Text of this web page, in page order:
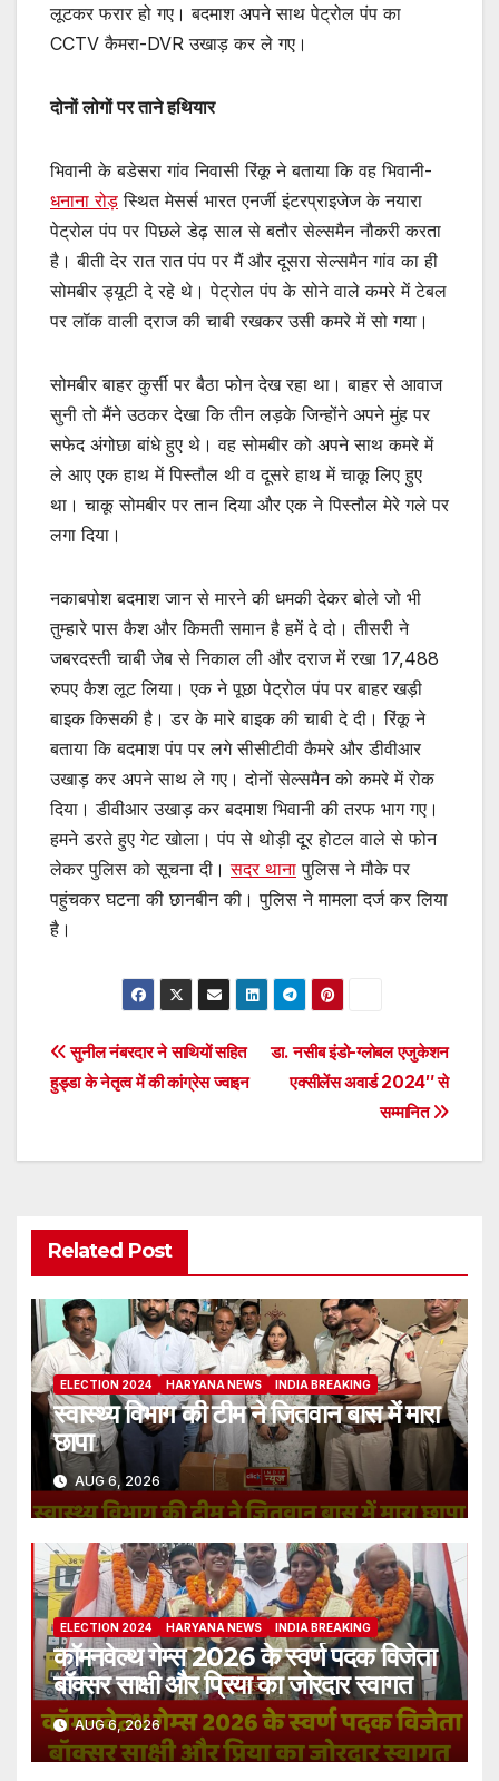
लूटकर फरार हो गए। बदमाश अपने साथ पेट्रोल पंप का
CCTV कैमरा-DVR उखाड़ कर ले गए।
दोनों लोगों पर ताने हथियार
भिवानी के बडेसरा गांव निवासी रिंकू ने बताया कि वह भिवानी-
धनाना रोड़ स्थित मेसर्स भारत एनर्जी इंटरप्राइजेज के नयारा
पेट्रोल पंप पर पिछले डेढ़ साल से बतौर सेल्समैन नौकरी करता
है। बीती देर रात रात पंप पर मैं और दूसरा सेल्समैन गांव का ही
सोमबीर ड्यूटी दे रहे थे। पेट्रोल पंप के सोने वाले कमरे में टेबल
पर लॉक वाली दराज की चाबी रखकर उसी कमरे में सो गया।
सोमबीर बाहर कुर्सी पर बैठा फोन देख रहा था। बाहर से आवाज
सुनी तो मैंने उठकर देखा कि तीन लड़के जिन्होंने अपने मुंह पर
सफेद अंगोछा बांधे हुए थे। वह सोमबीर को अपने साथ कमरे में
ले आए एक हाथ में पिस्तौल थी व दूसरे हाथ में चाकू लिए हुए
था। चाकू सोमबीर पर तान दिया और एक ने पिस्तौल मेरे गले पर
लगा दिया।
नकाबपोश बदमाश जान से मारने की धमकी देकर बोले जो भी
तुम्हारे पास कैश और किमती समान है हमें दे दो। तीसरी ने
जबरदस्ती चाबी जेब से निकाल ली और दराज में रखा 17,488
रुपए कैश लूट लिया। एक ने पूछा पेट्रोल पंप पर बाहर खड़ी
बाइक किसकी है। डर के मारे बाइक की चाबी दे दी। रिंकू ने
बताया कि बदमाश पंप पर लगे सीसीटीवी कैमरे और डीवीआर
उखाड़ कर अपने साथ ले गए। दोनों सेल्समैन को कमरे में रोक
दिया। डीवीआर उखाड़ कर बदमाश भिवानी की तरफ भाग गए।
हमने डरते हुए गेट खोला। पंप से थोड़ी दूर होटल वाले से फोन
लेकर पुलिस को सूचना दी।सदर थाना पुलिस ने मौके पर
पहुंचकर घटना की छानबीन की। पुलिस ने मामला दर्ज कर लिया
है।
Post
navigation
डा. नसीब इंडो-ग्लोबल एजुकेशन
एक्सीलेंस अवार्ड 2024″ से
सम्मानित
सुनील नंबरदार ने साथियों सहित
हुड्डा के नेतृत्व में की कांग्रेस ज्वाइन
Related Post
ELECTION 2024 HARYANA NEWS INDIA BREAKING
स्वास्थ्य विभाग की टीम ने जितवान बास में मारा
छापा
AUG 6, 2026
ELECTION 2024 HARYANA NEWS INDIA BREAKING
कॉमनवेल्थ गेम्स 2026 के स्वर्ण पदक विजेता
बॉक्सर साक्षी और प्रिया का जोरदार स्वागत
AUG 6, 2026